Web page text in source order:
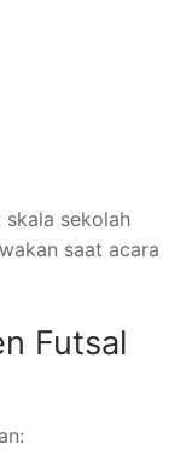
skala sekolah
saat acara
Futsal